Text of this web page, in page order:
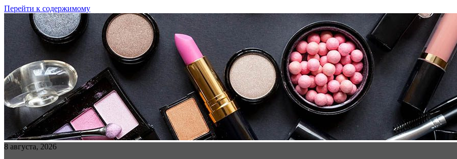
Перейти к содержимому
8 августа, 2026